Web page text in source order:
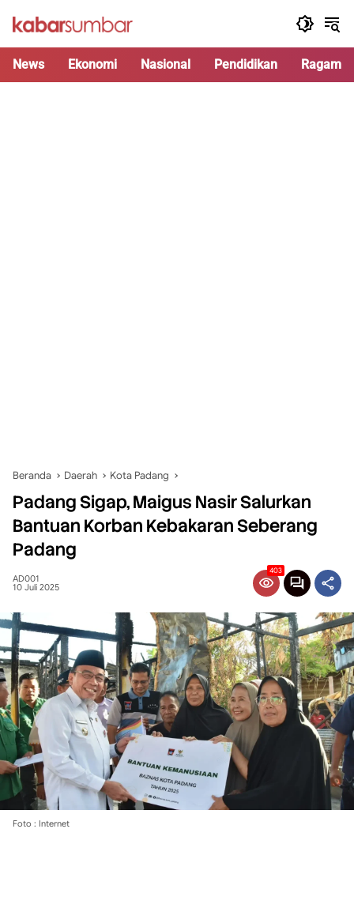
News Ekonomi Nasional Pendidikan Ragam
Beranda Daerah Kota Padang
Padang Sigap, Maigus Nasir Salurkan
Bantuan Korban Kebakaran Seberang
Padang
AD001
10 Juli 2025
403
Foto : Internet